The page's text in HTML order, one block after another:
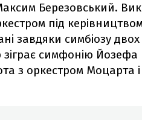
Березовський.
під керівництвом
завдяки симбіозу
зіграє симфонію
з оркестром Моцарта і